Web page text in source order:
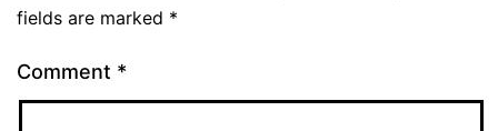
fields are marked *
Comment *